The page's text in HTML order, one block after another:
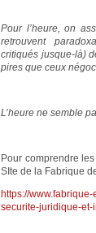
Pour l’heure, on
retrouvent
critiqués jusque-là)
pires que ceux
L’heure ne semble
Pour comprendre
SIte de la Fabrique
https://
securite-juridique-